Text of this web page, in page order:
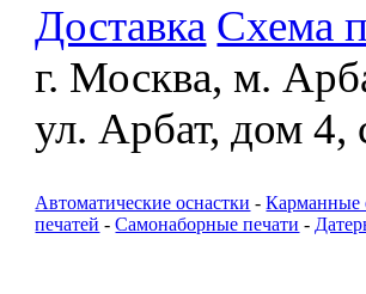
Доставка Схема
г. Москва, м.
ул. Арбат, дом 4,
Автоматические оснастки -Карманные
печатей -Самонаборные печати -